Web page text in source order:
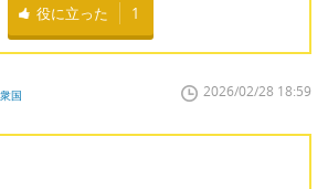
役に立った 1
国 2026/02/28 18:59